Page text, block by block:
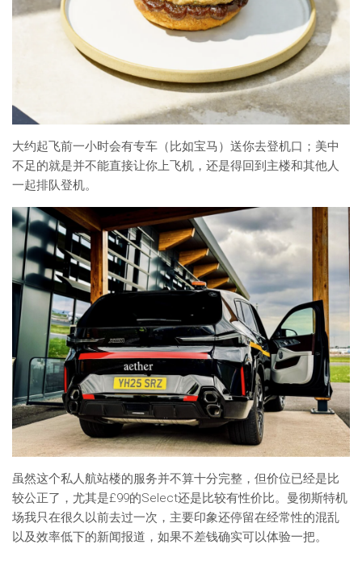
大约起飞前一小时会有专车（比如宝马）送你去登机口；美中
不足的就是并不能直接让你上飞机，还是得回到主楼和其他人
一起排队登机。
虽然这个私人航站楼的服务并不算十分完整，但价位已经是比
较公正了，尤其是£99的Select还是比较有性价比。曼彻斯特机
场我只在很久以前去过一次，主要印象还停留在经常性的混乱
以及效率低下的新闻报道，如果不差钱确实可以体验一把。